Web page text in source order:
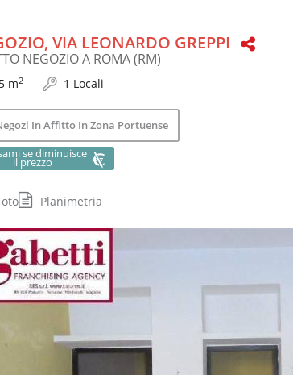
VIA LEONARDO GREPPI
NEGOZIO A ROMA (RM)
m2 1 Locali
In Affitto In Zona Portuense
se diminuisce
il prezzo
Planimetria